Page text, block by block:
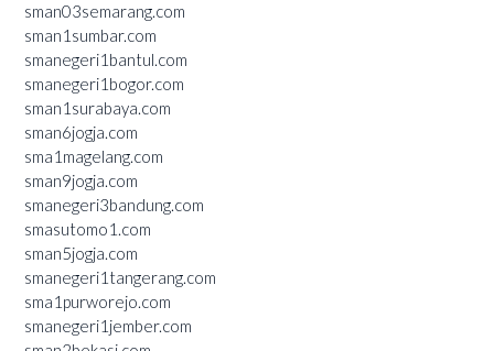
sman03semarang.com
sman1sumbar.com
smanegeri1bantul.com
smanegeri1bogor.com
sman1surabaya.com
sman6jogja.com
sma1magelang.com
sman9jogja.com
smanegeri3bandung.com
smasutomo1.com
sman5jogja.com
smanegeri1tangerang.com
sma1purworejo.com
smanegeri1jember.com